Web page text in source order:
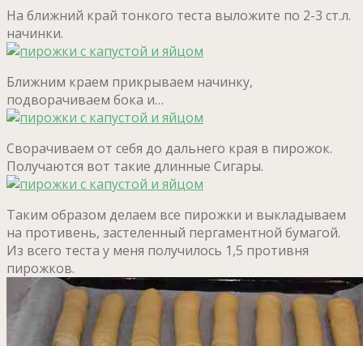
На ближний край тонкого теста выложите по 2-3 ст.л.
начинки.
Ближним краем прикрываем начинку,
подворачиваем бока и…
Сворачиваем от себя до дальнего края в пирожок.
Получаются вот такие длинные Сигары.
Таким образом делаем все пирожки и выкладываем
на противень, застеленный пергаментной бумагой.
Из всего теста у меня получилось 1,5 противня
пирожков.